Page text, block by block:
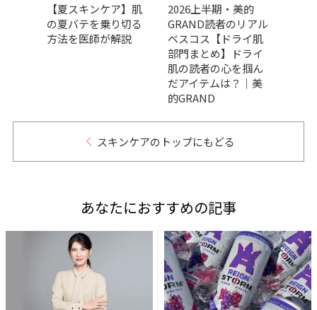
【夏スキンケア】肌
の夏バテを乗り切る
方法を医師が解説
2026上半期・美的
GRAND読者のリアル
ベスコス【ドライ肌
部門まとめ】ドライ
肌の読者の心を掴ん
だアイテムは？｜美
的GRAND
スキンケアのトップにもどる
あなたにおすすめの記事